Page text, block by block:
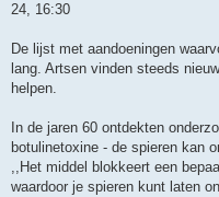
24, 16:30
De lijst met aandoeningen
lang. Artsen vinden steeds
helpen.
In de jaren 60 ontdekten
botulinetoxine - de spieren kan
,,Het middel blokkeert een
waardoor je spieren kunt laten